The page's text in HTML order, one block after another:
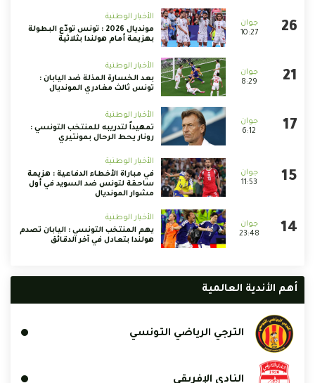
10:27
الأخبار الوطنية
مونديال 2026 : تونس تودّع البطولة
بهزيمة أمام هولندا بثلاثية
8:29
الأخبار الوطنية
بعد الخسارة المذلة ضد اليابان :
تونس ثالث مغادري المونديال
6:12
الأخبار الوطنية
تمهيداً لتدريبه للمنتخب التونسي :
رونار يحط الرحال بمونتيري
11:53
الأخبار الوطنية
في مباراة الأخطاء الدفاعية : هزيمة
ساحقة لتونس ضد السويد في أول
مشوار المونديال
23:48
الأخبار الوطنية
يهم المنتخب التونسي : اليابان تصدم
هولندا بتعادل في آخر الدقائق
أهم الأندية العالمية
الترجي الرياضي التونسي
النادي الإفريقي